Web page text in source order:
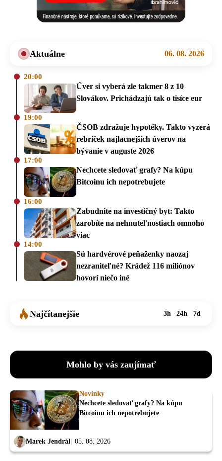
Aktuálne 06. 08. 2026
20:00
Úver si vyberá zle takmer 8 z 10
Slovákov. Prichádzajú tak o tisíce eur
19:00
ČSOB zdražuje hypotéky. Takto vyzerá
rebríček najlacnejších úverov na
bývanie v auguste 2026
17:00
Nechcete sledovať grafy? Na kúpu
Bitcoinu ich nepotrebujete
16:00
Zabudnite na investičný byt: Takto
zarobíte na nehnuteľnostiach omnoho
viac
14:00
Sú hardvérové peňaženky naozaj
nezraniteľné? Krádež 116 miliónov
hovorí niečo iné
Najčítanejšie 3h 24h 7d
Mohlo by vás zaujímať
Novinky
Nechcete sledovať grafy? Na kúpu
Bitcoinu ich nepotrebujete
Marek Jendrál 05. 08. 2026